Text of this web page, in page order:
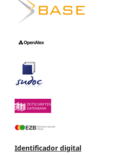
Identificador digital